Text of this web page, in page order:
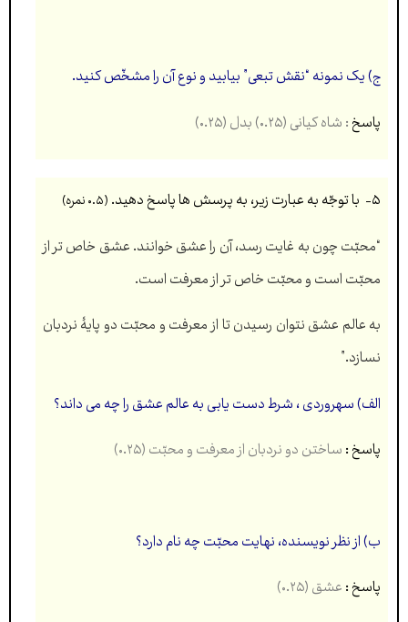
ج) یک نمونه “نقش تبعی” بیابید و نوع آن را مشخّص کنید.
پاسخ: شاه کیانی (۰.۲۵) بدل (۰.۲۵)
۵- با توجّه به عبارت زیر، به پرسش ها پاسخ دهيد. (۰.۵ نمره)
“محبّت چون به غایت رسد، آن را عشق خوانند. عشق خاص تر از
محبّت است و محبّت خاص تر از معرفت است.
به عالم عشق نتوان رسيدن تا از معرفت و محبّت دو پایۀ نردبان
نسازد.”
الف) سهروردی ، شرط دست یابی به عالم عشق را چه می داند؟
پاسخ :ساختن دو نردبان از معرفت و محبّت (۰.۲۵)
ب) از نظر نویسنده، نهایت محبّت چه نام دارد؟
پاسخ :عشق (۰.۲۵)